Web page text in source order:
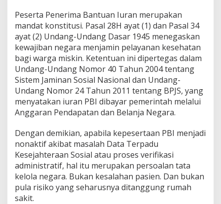
i
a
n
B
i
a
y
a
T
a
k
B
o
e
h
D
i
a
b
a
Peserta Penerima Bantuan Iuran merupakan
mandat konstitusi. Pasal 28H ayat (1) dan Pasal 34
ayat (2) Undang-Undang Dasar 1945 menegaskan
kewajiban negara menjamin pelayanan kesehatan
bagi warga miskin. Ketentuan ini dipertegas dalam
Undang-Undang Nomor 40 Tahun 2004 tentang
Sistem Jaminan Sosial Nasional dan Undang-
Undang Nomor 24 Tahun 2011 tentang BPJS, yang
menyatakan iuran PBI dibayar pemerintah melalui
Anggaran Pendapatan dan Belanja Negara.
Dengan demikian, apabila kepesertaan PBI menjadi
nonaktif akibat masalah Data Terpadu
Kesejahteraan Sosial atau proses verifikasi
administratif, hal itu merupakan persoalan tata
kelola negara. Bukan kesalahan pasien. Dan bukan
pula risiko yang seharusnya ditanggung rumah
sakit.